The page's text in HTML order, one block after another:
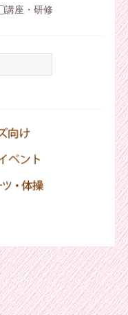
講座・研修